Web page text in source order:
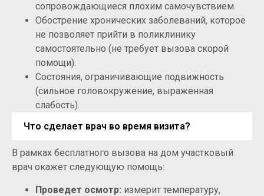
сопровождающиеся плохим самочувствием.
Обострение хронических заболеваний, которое
не позволяет прийти в поликлинику
самостоятельно (не требует вызова скорой
помощи).
Состояния, ограничивающие подвижность
(сильное головокружение, выраженная
слабость).
Что сделает врач во время визита?
В рамках бесплатного вызова на дом участковый
врач окажет следующую помощь:
Проведет осмотр: измерит температуру,